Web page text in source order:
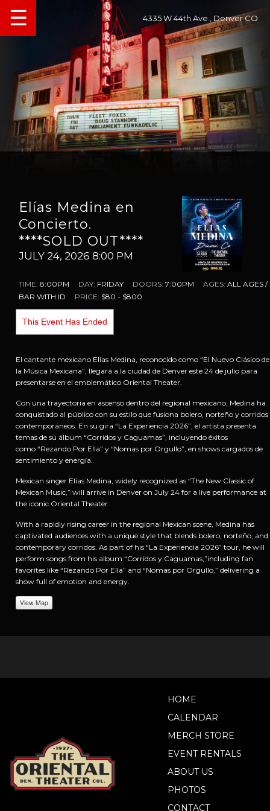
4335 W 44th Ave., Denver CO
☰
Elías Medina en
Concierto.
****SOLD OUT****
JULY 24, 2026 8:00 PM
TIME:8:00PM DAY: FRIDAY DOORS:7:00PM AGES:ALL AGES /
BAR WITH ID
PRICE: $80 - $800
This Event Has Ended
El cantante mexicano Elías Medina, reconocido como “El Nuevo Clásico de
la Música Mexicana”, llegará a la ciudad de Denver este 24 de julio para
presentarse en el emblemático Oriental Theater.
Con una trayectoria en ascenso dentro del regional mexicano, Medina ha
conquistado al público con su estilo que fusiona bolero, norteño y corridos
contemporáneos. En su gira “La Experiencia 2026”, el artista presenta
temas de su álbum “Corridos y Caguamas”, incluyendo éxitos
como “Rezando Por Ella” y “Nomas por Orgullo”, en shows cargados de
sentimiento y energía.
Mexican singer Elías Medina, widely recognized as “The New Classic of
Mexican Music,” will arrive in Denver on July 24 for a live performance at
the iconic Oriental Theater.
With a rapidly rising career in the regional Mexican scene, Medina has
captivated audiences with a unique style that blends bolero, norteño, and
contemporary corridos. As part of his “La Experiencia 2026” tour, he will
perform songs from his album “Corridos y Caguamas,”including fan
favorites like “Rezando Por Ella” and “Nomas por Orgullo,” delivering a
show full of emotion and energy.
View Map
HOME
CALENDAR
MERCH STORE
EVENT RENTALS
ABOUT US
PHOTOS
CONTACT